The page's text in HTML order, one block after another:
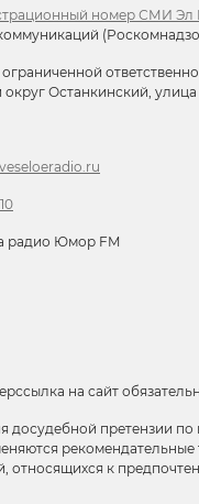
номер СМИ Эл
округ Останкинский,
радио Юмор FM
на сайт
досудебной претензии
относящихся к